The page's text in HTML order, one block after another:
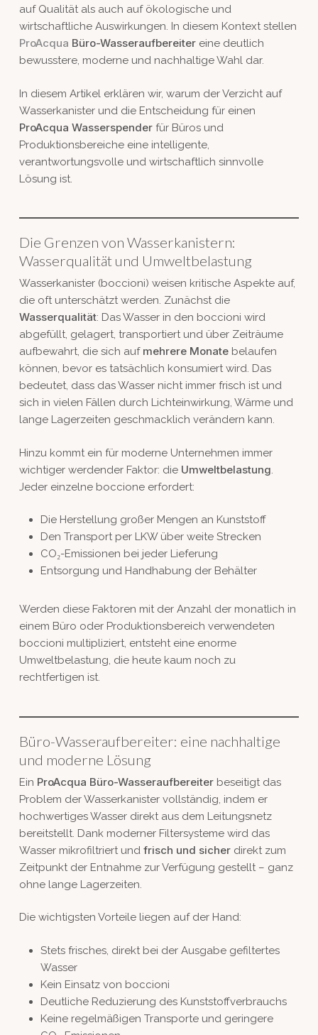
auf Qualität als auch auf ökologische und
wirtschaftliche Auswirkungen. In diesem Kontext stellen
ProAcqua Büro-Wasseraufbereitereine deutlich
bewusstere, moderne und nachhaltige Wahl dar.
In diesem Artikel erklären wir, warum der Verzicht auf
Wasserkanister und die Entscheidung für einen
ProAcqua Wasserspenderfür Büros und
Produktionsbereiche eine intelligente,
verantwortungsvolle und wirtschaftlich sinnvolle
Lösung ist.
Die Grenzen von Wasserkanistern:
Wasserqualität und Umweltbelastung
Wasserkanister (boccioni) weisen kritische Aspekte auf,
die oft unterschätzt werden. Zunächst die
Wasserqualität: Das Wasser in den boccioni wird
abgefüllt, gelagert, transportiert und über Zeiträume
aufbewahrt, die sich auf mehrere Monatebelaufen
können, bevor es tatsächlich konsumiert wird. Das
bedeutet, dass das Wasser nicht immer frisch ist und
sich in vielen Fällen durch Lichteinwirkung, Wärme und
lange Lagerzeiten geschmacklich verändern kann.
Hinzu kommt ein für moderne Unternehmen immer
wichtiger werdender Faktor: die Umweltbelastung.
Jeder einzelne boccione erfordert:
Die Herstellung großer Mengen an Kunststoff
Den Transport per LKW über weite Strecken
CO₂-Emissionen bei jeder Lieferung
Entsorgung und Handhabung der Behälter
Werden diese Faktoren mit der Anzahl der monatlich in
einem Büro oder Produktionsbereich verwendeten
boccioni multipliziert, entsteht eine enorme
Umweltbelastung, die heute kaum noch zu
rechtfertigen ist.
Büro-Wasseraufbereiter: eine nachhaltige
und moderne Lösung
Ein ProAcqua Büro-Wasseraufbereiterbeseitigt das
Problem der Wasserkanister vollständig, indem er
hochwertiges Wasser direkt aus dem Leitungsnetz
bereitstellt. Dank moderner Filtersysteme wird das
Wasser mikrofiltriert und frisch und sicherdirekt zum
Zeitpunkt der Entnahme zur Verfügung gestellt – ganz
ohne lange Lagerzeiten.
Die wichtigsten Vorteile liegen auf der Hand:
Stets frisches, direkt bei der Ausgabe gefiltertes
Wasser
Kein Einsatz von boccioni
Deutliche Reduzierung des Kunststoffverbrauchs
Keine regelmäßigen Transporte und geringere